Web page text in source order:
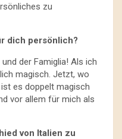
zu
dich persönlich?
der Famiglia! Als ich
magisch. Jetzt, wo
es doppelt magisch
vor allem für mich als
von Italien zu